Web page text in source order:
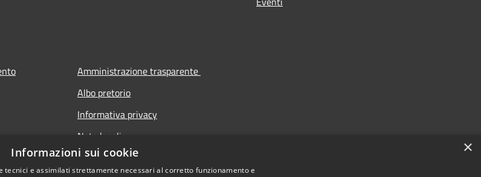
Amministrazione trasparente
Albo pretorio
Informativa privacy
Note legali
Dichiarazione di accessibilità
×
Informazioni sui cookie
tecnici e assimilati strettamente necessari al corretto funzionamento e